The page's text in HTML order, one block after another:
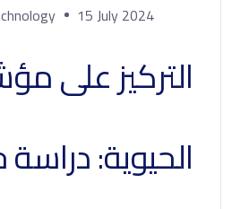
15 July 2024
التركيز على
الحيوية: